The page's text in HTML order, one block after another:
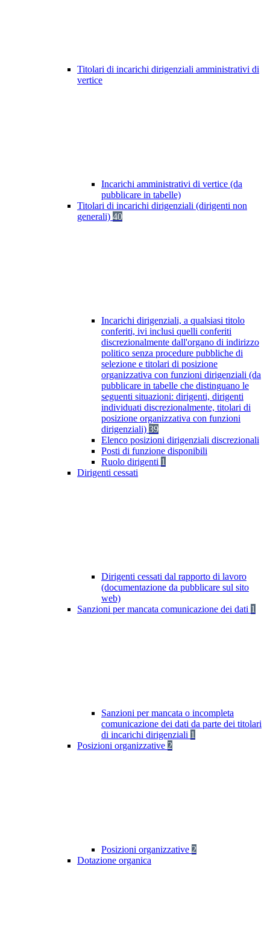
Titolari di incarichi dirigenziali amministrativi di
vertice
Incarichi amministrativi di vertice (da
pubblicare in tabelle)
Titolari di incarichi dirigenziali (dirigenti non
generali) 40
Incarichi dirigenziali, a qualsiasi titolo
conferiti, ivi inclusi quelli conferiti
discrezionalmente dall'organo di indirizzo
politico senza procedure pubbliche di
selezione e titolari di posizione
organizzativa con funzioni dirigenziali (da
pubblicare in tabelle che distinguano le
seguenti situazioni: dirigenti, dirigenti
individuati discrezionalmente, titolari di
posizione organizzativa con funzioni
dirigenziali) 39
Elenco posizioni dirigenziali discrezionali
Posti di funzione disponibili
Ruolo dirigenti 1
Dirigenti cessati
Dirigenti cessati dal rapporto di lavoro
(documentazione da pubblicare sul sito
web)
Sanzioni per mancata comunicazione dei dati 1
Sanzioni per mancata o incompleta
comunicazione dei dati da parte dei titolari
di incarichi dirigenziali 1
Posizioni organizzative 2
Posizioni organizzative 2
Dotazione organica